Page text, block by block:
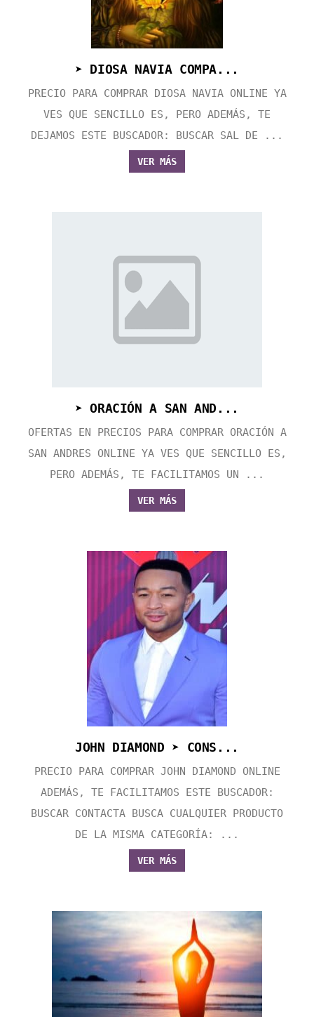
➤ DIOSA NAVIA COMPA...
PRECIO PARA COMPRAR DIOSA NAVIA ONLINE YA
VES QUE SENCILLO ES, PERO ADEMÁS, TE
DEJAMOS ESTE BUSCADOR: BUSCAR SAL DE ...
VER MÁS
➤ ORACIÓN A SAN AND...
OFERTAS EN PRECIOS PARA COMPRAR ORACIÓN A
SAN ANDRES ONLINE YA VES QUE SENCILLO ES,
PERO ADEMÁS, TE FACILITAMOS UN ...
VER MÁS
JOHN DIAMOND ➤ CONS...
PRECIO PARA COMPRAR JOHN DIAMOND ONLINE
ADEMÁS, TE FACILITAMOS ESTE BUSCADOR:
BUSCAR CONTACTA BUSCA CUALQUIER PRODUCTO
DE LA MISMA CATEGORÍA: ...
VER MÁS